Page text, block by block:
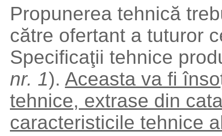
Propunerea tehnică
către ofertant a tuturor
Specificaţii tehnice
nr. 1). Aceasta va fi
tehnice, extrase din
caracteristicile tehnice